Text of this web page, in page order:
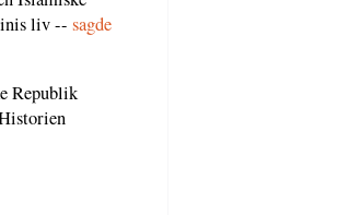
liv -- sagde
Republik